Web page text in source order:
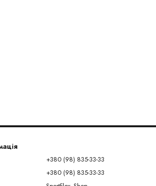
+380 (98) 835-33-33
+380 (98) 835-33-33